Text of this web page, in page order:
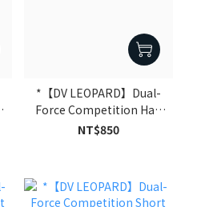
*【DV LEOPARD】Dual-
Force Competition Half
Sleeve Compression
NT$850